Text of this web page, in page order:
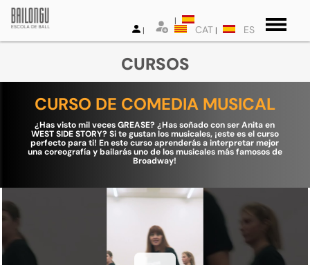
CAT ES
CURSOS
CURSO DE COMEDIA MUSICAL
¿Has visto mil veces GREASE? ¿Has soñado con ser Anita en
WEST SIDE STORY? Si te gustan los musicales, ¡este es el curso
perfecto para ti! En este curso aprenderás a interpretar mejor
una coreografía y bailarás uno de los musicales más famosos de
Broadway!